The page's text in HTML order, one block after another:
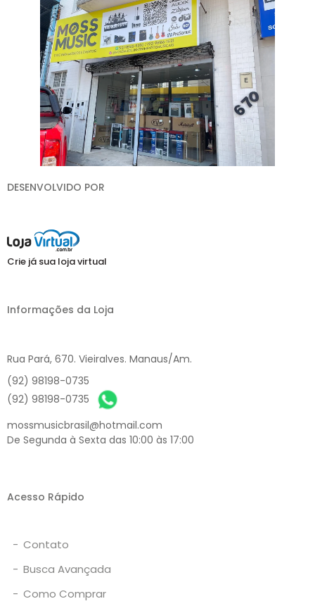
DESENVOLVIDO POR
Crie já sua loja virtual
Informações da Loja
Rua Pará, 670. Vieiralves. Manaus/Am.
(92) 98198-0735
(92) 98198-0735
mossmusicbrasil@hotmail.com
De Segunda à Sexta das 10:00 às 17:00
Acesso Rápido
- Contato
- Busca Avançada
- Como Comprar